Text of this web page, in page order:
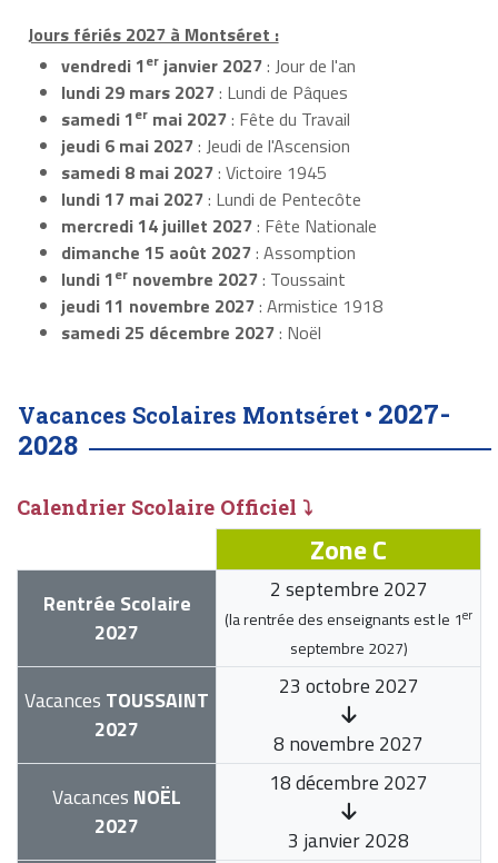
Jours fériés 2027 à Montséret :
vendredi 1er janvier 2027: Jour de l'an
lundi 29 mars 2027: Lundi de Pâques
samedi 1er mai 2027: Fête du Travail
jeudi 6 mai 2027: Jeudi de l'Ascension
samedi 8 mai 2027: Victoire 1945
lundi 17 mai 2027: Lundi de Pentecôte
mercredi 14 juillet 2027: Fête Nationale
dimanche 15 août 2027: Assomption
lundi 1er novembre 2027: Toussaint
jeudi 11 novembre 2027: Armistice 1918
samedi 25 décembre 2027: Noël
Vacances Scolaires Montséret • 2027-
2028
Calendrier Scolaire Officiel ⤵
Zone C
Rentrée Scolaire
2027
2 septembre 2027
(la rentrée des enseignants est le 1er
septembre 2027)
Vacances TOUSSAINT
2027
23 octobre 2027
8 novembre 2027
Vacances NOËL
2027
18 décembre 2027
3 janvier 2028